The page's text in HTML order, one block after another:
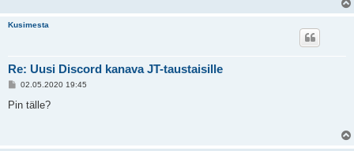
Kusimesta
Re: Uusi Discord kanava JT-taustaisille
V
e
02.05.2020 19:45
Pin tälle?